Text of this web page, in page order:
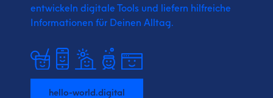
entwickeln digitale Tools und liefern hilfreiche
Informationen für Deinen Alltag.
hello-world.digital